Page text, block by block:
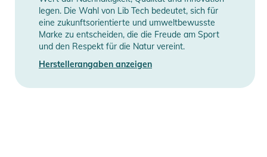
Gebrauchsanweisungen, Sicherheitshinweise und Warnungen
finden Sie direkt am Produkt.
legen. Die Wahl von Lib Tech bedeutet, sich für
eine zukunftsorientierte und umweltbewusste
Marke zu entscheiden, die die Freude am Sport
und den Respekt für die Natur vereint.
Herstellerangaben anzeigen